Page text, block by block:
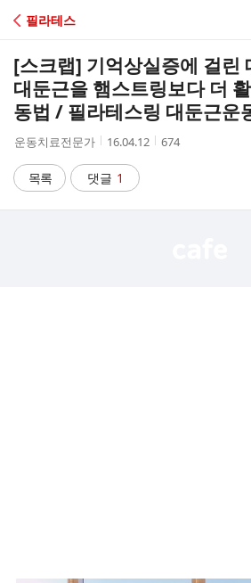
C
A
필라테스
[스크랩] 기억상실증에 걸린
대둔근을 햄스트링보다 더
동법 / 필라테스링 대둔근운
작
자
운동치료전문가
작
시
간
16.04.12
조
674
목록 댓글 1